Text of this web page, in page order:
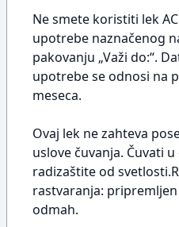
Ne smete koristiti lek
upotrebe naznačenog
pakovanju „Važi do:“.
upotrebe se odnosi na
meseca.
Ovaj lek ne zahteva
uslove čuvanja. Čuvati
radizaštite od
rastvaranja:
odmah.